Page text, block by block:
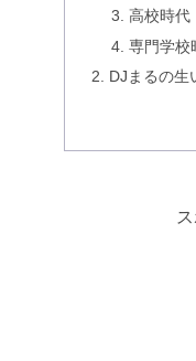
高校時代
専門学校
DJまるの生